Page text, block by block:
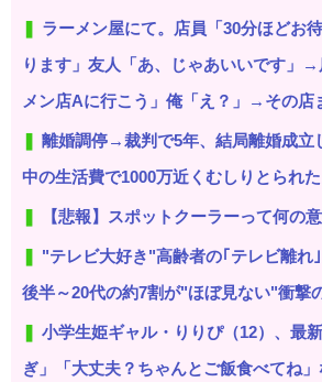
ラーメン屋にて。店員「30分ほどお
ります」友人「あ、じゃあいいです」
メン店Aに行こう」俺「え？」→その
離婚調停→裁判で5年、結局離婚成立
中の生活費で1000万近くむしりとられた
【悲報】スポットクーラーって何の
"テレビ大好き"高齢者の｢テレビ離
後半～20代の約7割が"ほぼ見ない"衝撃
小学生姫ギャル・りりぴ（12）、最
ぎ」「大丈夫？ちゃんとご飯食べてね